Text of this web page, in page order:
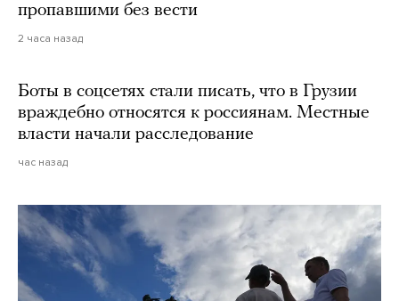
пропавшими без вести
2 часа назад
Боты в соцсетях стали писать, что в Грузии
враждебно относятся к россиянам. Местные
власти начали расследование
час назад